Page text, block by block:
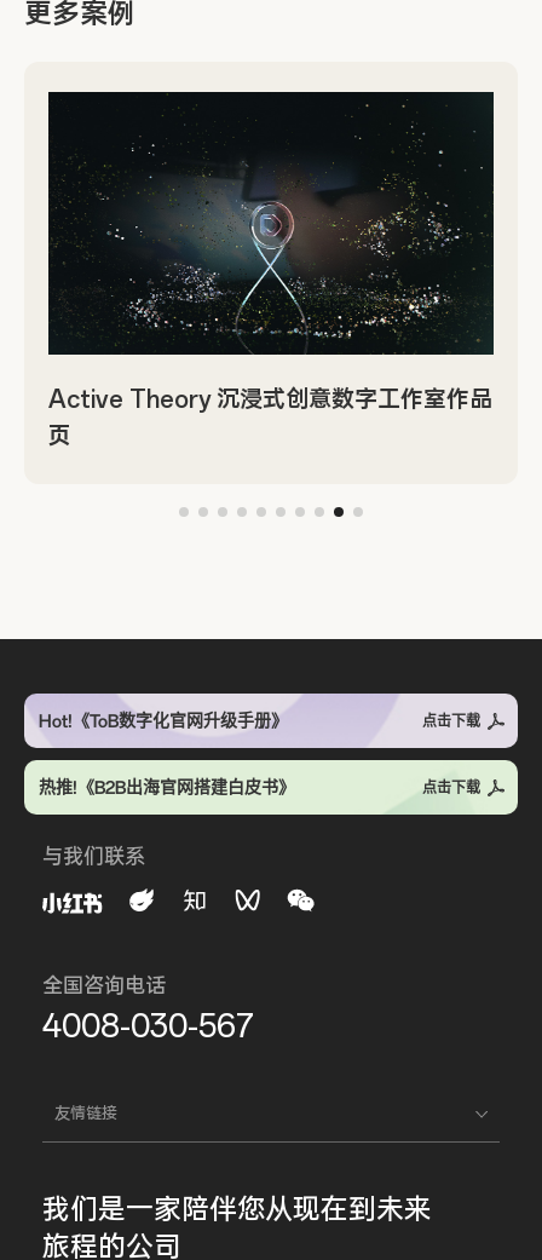
更多案例
Active Theory 沉浸式创意数字工作室作品
页
Hot!《ToB数字化官网升级手册》 点击下载
热推!《B2B出海官网搭建白皮书》 点击下载
与我们联系
全国咨询电话
4008-030-567
友情链接
我们是一家陪伴您从现在到未来
旅程的公司